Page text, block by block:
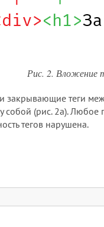
Рис. 2. Вложение
закрывающие теги
(рис. 2а). Любое
тегов нарушена.